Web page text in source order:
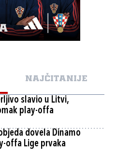
NAJČITANIJE
slavio u Litvi,
play-offa
dovela Dinamo
offa Lige prvaka